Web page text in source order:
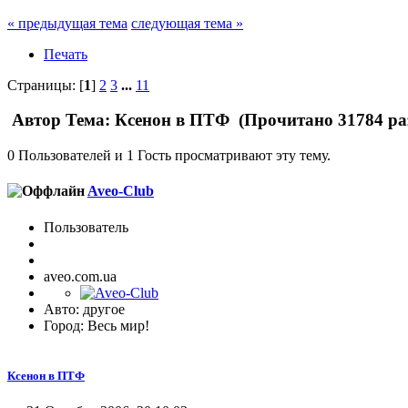
« предыдущая тема следующая тема »
Печать
Страницы: [1] 2 3 ... 11
Автор Тема: Ксенон в ПТФ (Прочитано 31784
0 Пользователей и 1 Гость просматривают эту тему.
Aveo-Club
Пользователь
aveo.com.ua
Авто: другое
Город: Весь мир!
Ксенон в ПТФ